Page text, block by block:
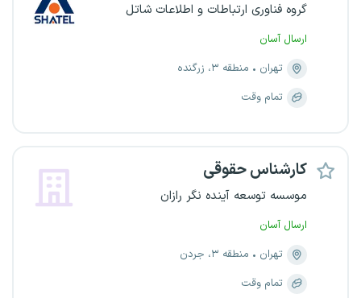
گروه فناوری ارتباطات و اطلاعات شاتل
ارسال آسان
تهران
منطقه ۳، زرگنده
تمام وقت
کارشناس حقوقی
موسسه توسعه آینده نگر رازان
ارسال آسان
تهران
منطقه ۳، جردن
تمام وقت